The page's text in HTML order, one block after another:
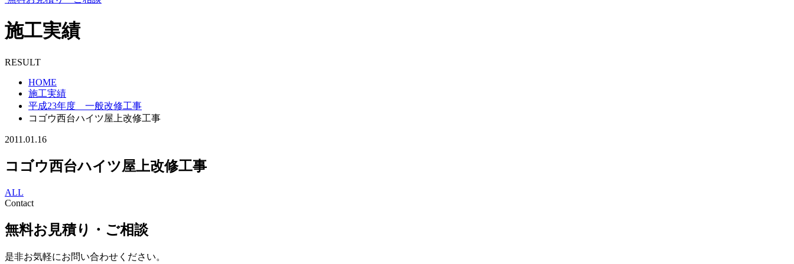
施工実績
RESULT
HOME
施工実績
平成23年度 一般改修工事
コゴウ西台ハイツ屋上改修工事
2011.01.16
コゴウ西台ハイツ屋上改修工事
ALL
Contact
無料お見積り・ご相談
是非お気軽にお問い合わせください。